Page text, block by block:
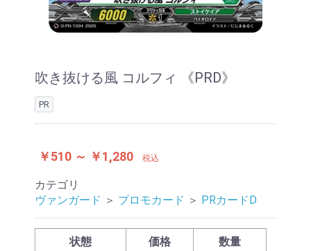
吹き抜ける風 コルフィ 《PRD》
PR
￥510 ～ ￥1,280 税込
カテゴリ
ヴァンガード ＞ プロモカード ＞ PRカードD
状態 価格 数量